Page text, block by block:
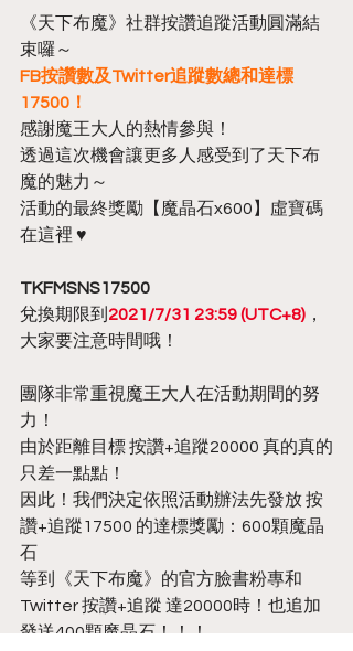
《天下布魔》社群按讚追蹤活動圓滿結
束囉～
FB按讚數及Twitter追蹤數總和達標
17500！
感謝魔王大人的熱情參與！
透過這次機會讓更多人感受到了天下布
魔的魅力～
活動的最終獎勵【魔晶石x600】虛寶碼
在這裡 ♥
TKFMSNS17500
兌換期限到 2021/7/31 23:59 (UTC+8) ，
大家要注意時間哦！
團隊非常重視魔王大人在活動期間的努
力！
由於距離目標 按讚+追蹤20000 真的真的
只差一點點！
因此！我們決定依照活動辦法先發放 按
讚+追蹤17500 的達標獎勵：600顆魔晶
石
等到《天下布魔》的官方臉書粉專和
Twitter 按讚+追蹤 達20000時！也追加
發送400顆魔晶石！！！